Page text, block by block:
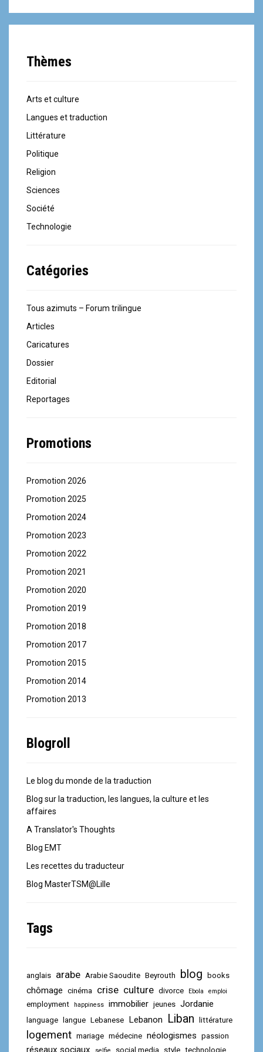
Thèmes
Arts et culture
Langues et traduction
Littérature
Politique
Religion
Sciences
Société
Technologie
Catégories
Tous azimuts – Forum trilingue
Articles
Caricatures
Dossier
Editorial
Reportages
Promotions
Promotion 2026
Promotion 2025
Promotion 2024
Promotion 2023
Promotion 2022
Promotion 2021
Promotion 2020
Promotion 2019
Promotion 2018
Promotion 2017
Promotion 2015
Promotion 2014
Promotion 2013
Blogroll
Le blog du monde de la traduction
Blog sur la traduction, les langues, la culture et les
affaires
A Translator's Thoughts
Blog EMT
Les recettes du traducteur
Blog MasterTSM@Lille
Tags
anglais arabe Arabie Saoudite Beyrouth blog books
chômage cinéma crise culture divorce Ebola emploi
employment happiness immobilier jeunes Jordanie
language langue Lebanese Lebanon Liban littérature
logement mariage médecine néologismes passion
réseaux sociaux selfie social media style technologie